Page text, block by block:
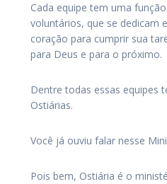
Cada equipe tem uma
voluntários, que se dedicam
coração para cumprir sua
para Deus e para o próximo.
Dentre todas essas equipes
Ostiárias.
Você já ouviu falar nesse
Pois bem, Ostiária é o